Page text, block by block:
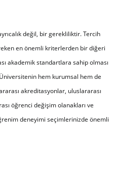
değil, bir gerekliliktir. Tercih
en önemli kriterlerden bir diğeri
akademik standartlara sahip olması
hem kurumsal hem de
akreditasyonlar, uluslararası
öğrenci değişim olanakları ve
deneyimi seçimlerinizde önemli